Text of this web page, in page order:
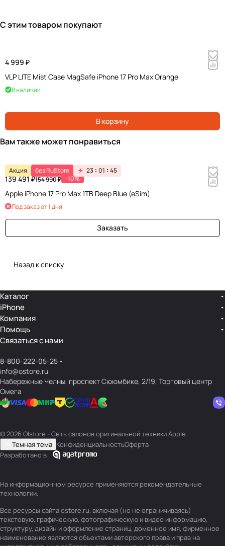
С этим товаром покупают
4 999 ₽
VLP LITE Mist Case MagSafe iPhone 17 Pro Max Orange
В наличии
В корзину
Вам также может понравиться
Акция без RuStore 23 01 45
139 491 ₽154 990 ₽ -10%
Apple iPhone 17 Pro Max 1TB Deep Blue (eSim)
Под заказ от 1 дня
Заказать
Назад к списку
Каталог
iPhone
Компания
Помощь
Связаться с нами
8-800-222-05-25
info@ostore.ru
Набережные Челны, проспект Сююмбике, 2/19, Торговый центр
Омега
© 2026 O|store - Сеть салонов оригинальной техники Apple
Темная тема КонфиденциальностьОферта
Разработано в
На информационном ресурсе применяются рекомендательные
технологии.
Все ресурсы сайта ostore.ru, включая (но не ограничиваясь)
текстовую, графическую, фотографическую и видео информацию,
структуру, дизайн и оформление страниц, доменное имя, фирменное
наименование являются объектами авторского права и прав на